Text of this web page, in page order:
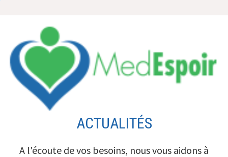
contenu
ACTUALITÉS
A l'écoute de vos besoins, nous vous aidons à